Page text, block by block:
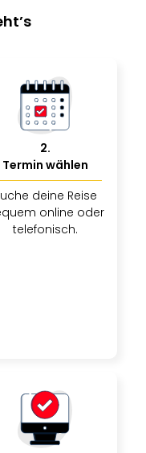
2.
Termin wählen
deine Reise
online oder
telefonisch.